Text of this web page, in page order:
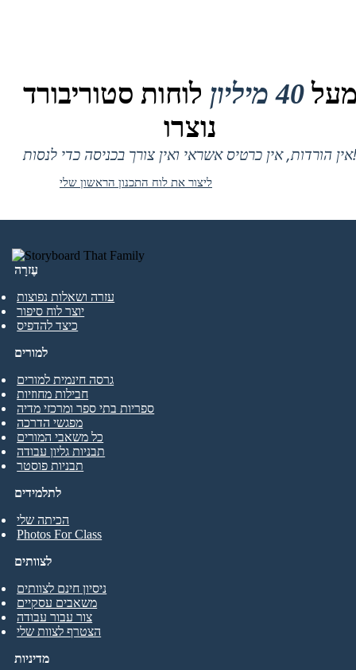
40 מיליון
לוחות סטוריבורד
נוצרו
אין הורדות, אין כרטיס אשראי ואין צורך בכניסה כדי לנסות!
ליצור את לוח התכנון הראשון שלי
עֶזרָה
עזרה ושאלות נפוצות
יוצר לוח סיפור
כיצד להדפיס
לתלמידים
הכיתה שלי
Photos For Class
למורים
גרסה חינמית למורים
חבילות מחוזיות
ספריות בתי ספר ומרכזי מדיה
מפגשי הדרכה
כל משאבי המורים
תבניות גליון עבודה
תבניות פוסטר
לצוותים
ניסיון חינם לצוותים
משאבים עסקיים
צור עבור עבודה
הצטרף לצוות שלי
מדיניות